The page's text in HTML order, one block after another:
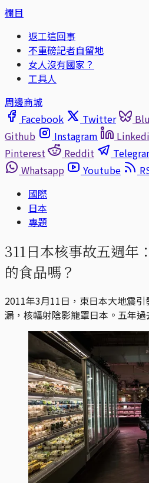
欄目
返工這回事
不重磅記者自留地
女人沒有國家？
工具人
周邊商城
Facebook
Twitter
Github
Instagram
Pinterest
Reddit
Whatsapp
Youtube
國際
日本
專題
311日本核事故五週年
的食品嗎？
2011年3月11日，東日本大地震
漏，核輻射陰影籠罩日本。五年